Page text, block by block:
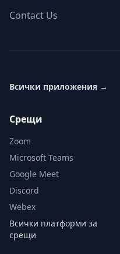
Contact Us
Всички приложения →
Срещи
Zoom
Microsoft Teams
Google Meet
Discord
Webex
Всички платформи за
срещи